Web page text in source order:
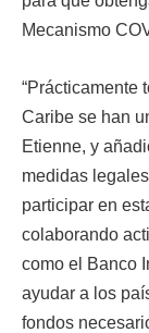
Mecanismo
“Prácticamente
Caribe se han
Etienne, y
medidas
participar en
colaborando
como el Banco
ayudar a los
fondos